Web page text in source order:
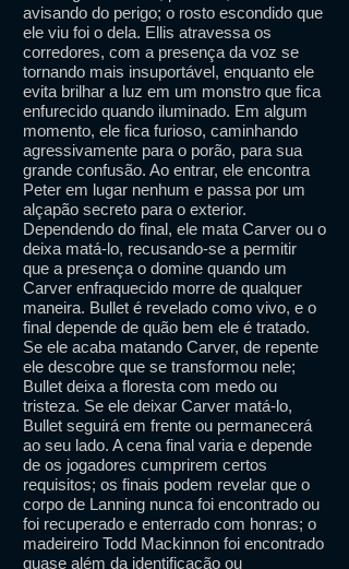
avisando do perigo; o rosto escondido que
ele viu foi o dela. Ellis atravessa os
corredores, com a presença da voz se
tornando mais insuportável, enquanto ele
evita brilhar a luz em um monstro que fica
enfurecido quando iluminado. Em algum
momento, ele fica furioso, caminhando
agressivamente para o porão, para sua
grande confusão. Ao entrar, ele encontra
Peter em lugar nenhum e passa por um
alçapão secreto para o exterior.
Dependendo do final, ele mata Carver ou o
deixa matá-lo, recusando-se a permitir
que a presença o domine quando um
Carver enfraquecido morre de qualquer
maneira. Bullet é revelado como vivo, e o
final depende de quão bem ele é tratado.
Se ele acaba matando Carver, de repente
ele descobre que se transformou nele;
Bullet deixa a floresta com medo ou
tristeza. Se ele deixar Carver matá-lo,
Bullet seguirá em frente ou permanecerá
ao seu lado. A cena final varia e depende
de os jogadores cumprirem certos
requisitos; os finais podem revelar que o
corpo de Lanning nunca foi encontrado ou
foi recuperado e enterrado com honras; o
madeireiro Todd Mackinnon foi encontrado
quase além da identificação ou